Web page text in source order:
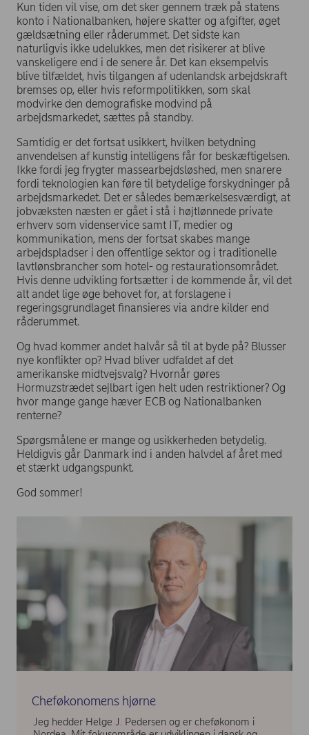
Kun tiden vil vise, om det sker gennem træk på statens
konto i Nationalbanken, højere skatter og afgifter, øget
gældsætning eller råderummet. Det sidste kan
naturligvis ikke udelukkes, men det risikerer at blive
vanskeligere end i de senere år. Det kan eksempelvis
blive tilfældet, hvis tilgangen af udenlandsk arbejdskraft
bremses op, eller hvis reformpolitikken, som skal
modvirke den demografiske modvind på
arbejdsmarkedet, sættes på standby.
Samtidig er det fortsat usikkert, hvilken betydning
anvendelsen af kunstig intelligens får for beskæftigelsen.
Ikke fordi jeg frygter massearbejdsløshed, men snarere
fordi teknologien kan føre til betydelige forskydninger på
arbejdsmarkedet. Det er således bemærkelsesværdigt, at
jobvæksten næsten er gået i stå i højtlønnede private
erhverv som videnservice samt IT, medier og
kommunikation, mens der fortsat skabes mange
arbejdspladser i den offentlige sektor og i traditionelle
lavtlønsbrancher som hotel- og restaurationsområdet.
Hvis denne udvikling fortsætter i de kommende år, vil det
alt andet lige øge behovet for, at forslagene i
regeringsgrundlaget finansieres via andre kilder end
råderummet.
Og hvad kommer andet halvår så til at byde på? Blusser
nye konflikter op? Hvad bliver udfaldet af det
amerikanske midtvejsvalg? Hvornår gøres
Hormuzstrædet sejlbart igen helt uden restriktioner? Og
hvor mange gange hæver ECB og Nationalbanken
renterne?
Spørgsmålene er mange og usikkerheden betydelig.
Heldigvis går Danmark ind i anden halvdel af året med
et stærkt udgangspunkt.
God sommer!
Cheføkonomens hjørne
Jeg hedder Helge J. Pedersen og er cheføkonom i